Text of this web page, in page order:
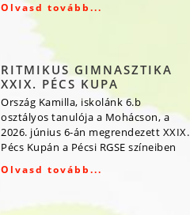
Olvasd tovább...
RITMIKUS GIMNASZTIKA
XXIX. PÉCS KUPA
Ország Kamilla, iskolánk 6.b
osztályos tanulója a Mohácson, a
2026. június 6-án megrendezett XXIX.
Pécs Kupán a Pécsi RGSE színeiben
Olvasd tovább...